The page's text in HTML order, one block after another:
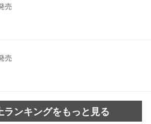
売
売
ンキングをもっと見る